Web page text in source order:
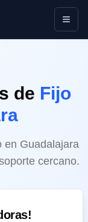
Abrir
de Fijo
en Guadalajara
cercano.